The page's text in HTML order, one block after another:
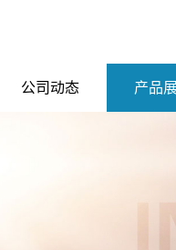
公司动态 产品